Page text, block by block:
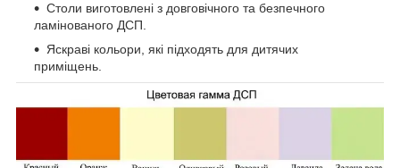
Столи виготовлені з довговічного та безпечного
ламінованого ДСП.
Яскраві кольори, які підходять для дитячих
приміщень.